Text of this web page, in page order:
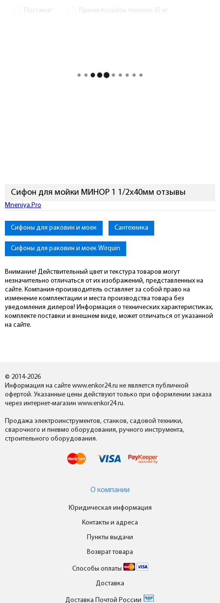
Постамат Прием посылок тяжелее 35 кг
Сифон для мойки МИНОР 1 1/2х40мм отзывы
Mneniya.Pro
Сифоны для раковин и моек Сантехника
Сифоны для раковин и моек Wirquin
Внимание! Действительный цвет и текстура товаров могут
незначительно отличаться от их изображений, представленных на
сайте. Компания-производитель оставляет за собой право на
изменение комплектации и места производства товара без
уведомления дилеров! Информация о технических характеристиках,
комплекте поставки и внешнем виде, может отличаться от указанной
на сайте.
© 2014-2026
Информация на сайте www.enkor24.ru не является публичной
офертой. Указанные цены действуют только при оформлении заказа
через интернет-магазин www.enkor24.ru.
Продажа электроинструментов, станков, садовой техники,
сварочного и пневмо оборудования, ручного инструмента,
строительного оборудования.
О компании
Юридическая информация
Контакты и адреса
Пункты выдачи
Возврат товара
Способы оплаты
Доставка
Доставка Почтой России